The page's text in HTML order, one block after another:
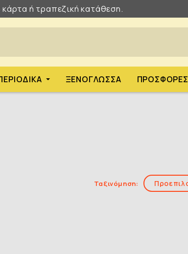
ή τραπεζική κατάθεση.
ΞΕΝΌΓΛΩΣΣΑ ΠΡΟΣΦΟΡΈΣ
Ταξινόμηση: